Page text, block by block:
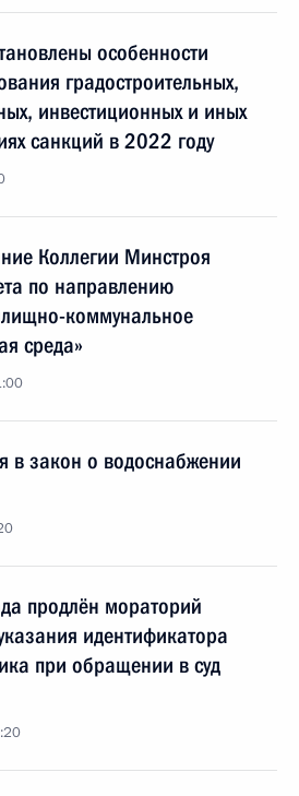
особенности
градостроительных,
инвестиционных и иных
санкций в 2022 году
Коллегии Минстроя
по направлению
коммунальное
среда»
в закон о водоснабжении
продлён мораторий
идентификатора
при обращении в суд